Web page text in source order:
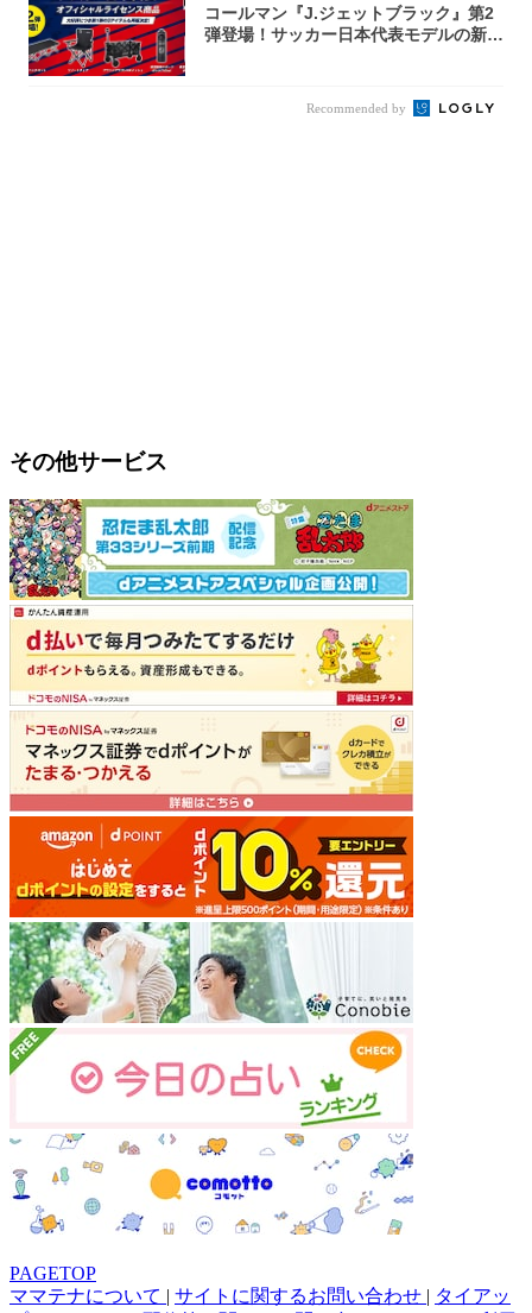
コールマン『J.ジェットブラック』第2
弾登場！サッカー日本代表モデルの新作
Recommended by
その他サービス
PAGETOP
ママテナについて | サイトに関するお問い合わせ | タイアッ